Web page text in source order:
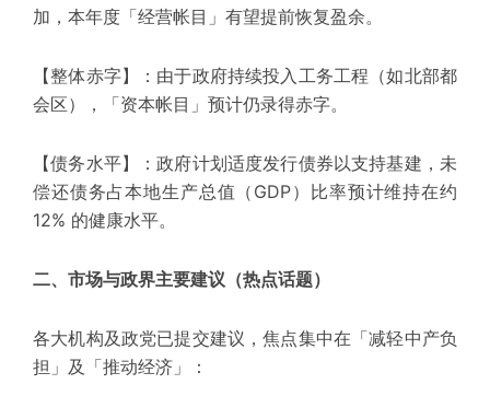
加，本年度「经营帐目」有望提前恢复盈余。
【整体赤字】： 由于政府持续投入工务工程（如北部都
会区），「资本帐目」预计仍录得赤字。
【债务水平】：政府计划适度发行债券以支持基建，未
偿还债务占本地生产总值（GDP）比率预计维持在约
12% 的健康水平。
二、市场与政界主要建议（热点话题）
各大机构及政党已提交建议，焦点集中在「减轻中产负
担」及「推动经济」：